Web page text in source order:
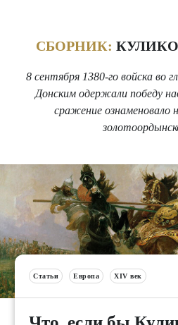
СБОРНИК:
8 сентября 1380-го войска во
Донским одержали победу
сражение ознаменовало
Статьи Европа XIV век